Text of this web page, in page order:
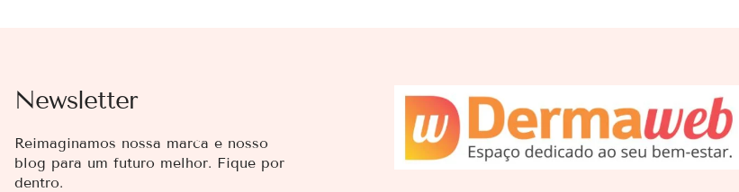
Newsletter
Reimaginamos nossa marca e nosso
blog para um futuro melhor. Fique por
dentro.